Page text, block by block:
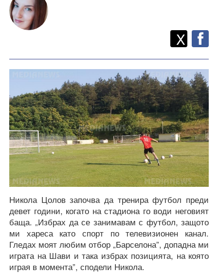
Споделете
X
Никола Цолов започва да тренира футбол преди
девет години, когато на стадиона го води неговият
баща. „Избрах да се занимавам с футбол, защото
ми хареса като спорт по телевизионен канал.
Гледах моят любим отбор „Барселона”, допадна ми
играта на Шави и така избрах позицията, на която
играя в момента”, сподели Никола.